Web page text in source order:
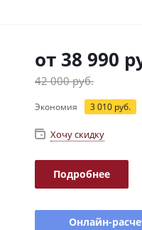
от 38 990
42 000 руб.
Экономия 3 010 руб.
Хочу скидку
Подробнее
Онлайн-